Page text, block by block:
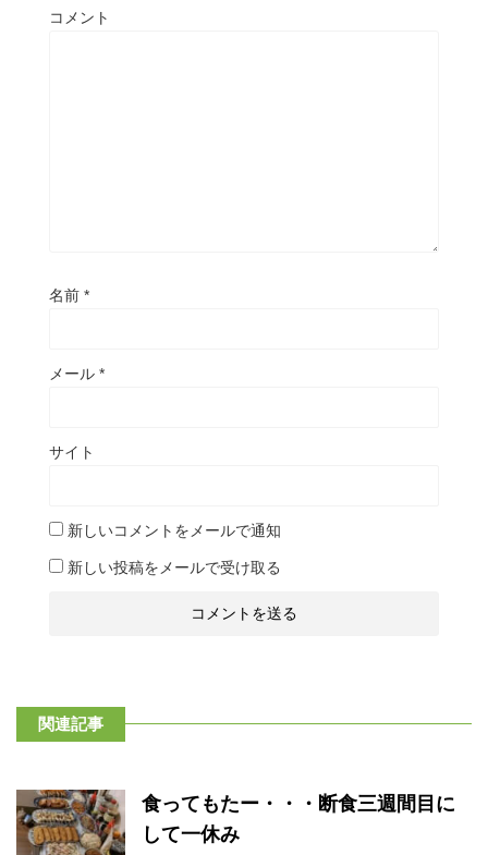
コメント
名前 *
メール *
サイト
新しいコメントをメールで通知
新しい投稿をメールで受け取る
関連記事
食ってもたー・・・断食三週間目に
して一休み